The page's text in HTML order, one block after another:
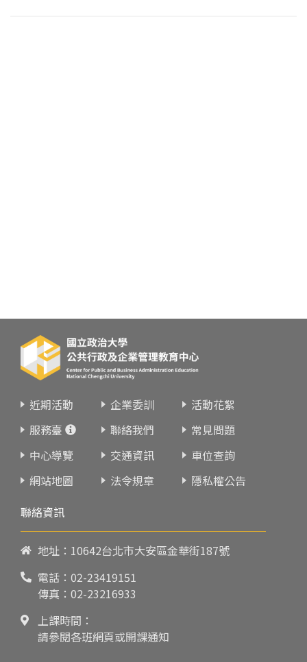
近期活動 企業委訓
活動花絮
服務臺
聯絡我們
常見問題
中心導覽
交通資訊
車位查詢
網站地圖
法令規章
隱私權公告
聯絡資訊
地址：10642台北市大安區金華街187號
電話： 02-23419151
傳真：02-23216933
上課時間：
請參閱各班網頁或開課通知